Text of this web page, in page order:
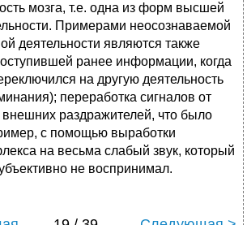
мозга, т.е. одна из форм высшей
Примерами неосознаваемой
деятельности являются также
ранее информации, когда
на другую деятельность
переработка сигналов от
раздражителей, что было
с помощью выработки
на весьма слабый звук, который
не воспринимал.